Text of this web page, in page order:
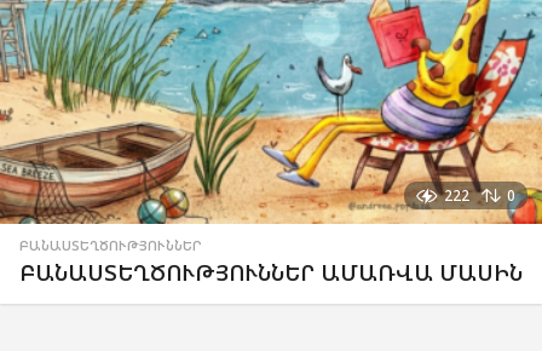
222 0
ԲԱՆԱՍՏԵՂԾՈՒԹՅՈՒՆՆԵՐ
ԲԱՆԱՍՏԵՂԾՈՒԹՅՈՒՆՆԵՐ ԱՄԱՌՎԱ ՄԱՍԻՆ